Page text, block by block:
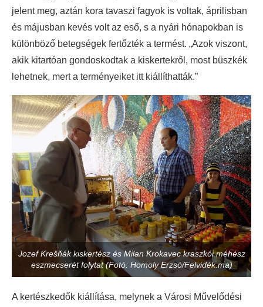
jelent meg, aztán kora tavaszi fagyok is voltak, áprilisban
és májusban kevés volt az eső, s a nyári hónapokban is
különböző betegségek fertőzték a termést. „Azok viszont,
akik kitartóan gondoskodtak a kiskertekről, most büszkék
lehetnek, mert a terményeiket itt kiállíthatták.”
Jozef Krešňák kiskertész és Milan Krokavec kraszkói méhész
eszmecserét folytat (Fotó: Homoly Erzsó/Felvidék.ma)
A kertészkedők kiállítása, melynek a Városi Művelődési